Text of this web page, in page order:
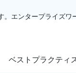
。エンタープライズ
ベストプラクティ